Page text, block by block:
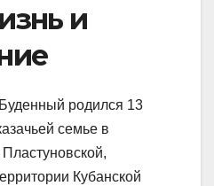
и
родился 13
семье в
Кубанской